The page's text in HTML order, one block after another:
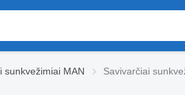
sunkvežimiai MAN Savivarčiai